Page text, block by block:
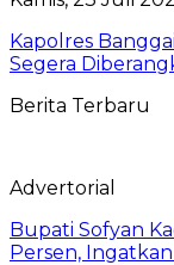
Kapolres
Segera
Berita Terbaru
Advertorial
Bupati Sofyan
Persen, Ingatkan